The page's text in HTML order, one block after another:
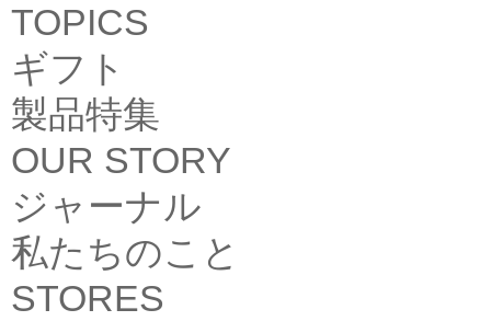
TOPICS
ギフト
製品特集
OUR STORY
ジャーナル
私たちのこと
STORES